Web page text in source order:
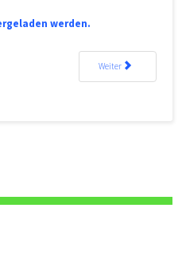
werden.
Schuljahr 2025/2026 Nächster Beitrag:
Weiter